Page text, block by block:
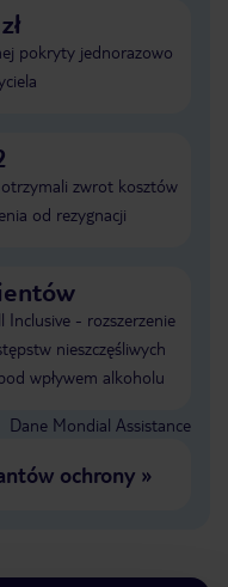
pokryty jednorazowo
zwrot kosztów
od rezygnacji
Inclusive - rozszerzenie
nieszczęśliwych
wpływem alkoholu
Dane Mondial Assistance
ochrony»